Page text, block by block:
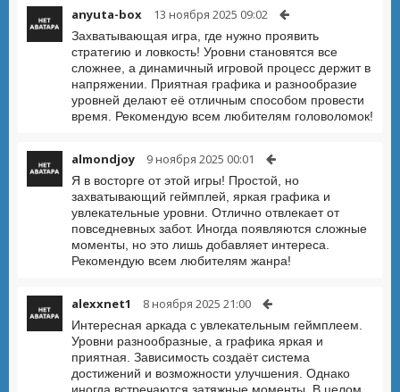
anyuta-box 13 ноября 2025 09:02
Захватывающая игра, где нужно проявить
стратегию и ловкость! Уровни становятся все
сложнее, а динамичный игровой процесс держит в
напряжении. Приятная графика и разнообразие
уровней делают её отличным способом провести
время. Рекомендую всем любителям головоломок!
almondjoy 9 ноября 2025 00:01
Я в восторге от этой игры! Простой, но
захватывающий геймплей, яркая графика и
увлекательные уровни. Отлично отвлекает от
повседневных забот. Иногда появляются сложные
моменты, но это лишь добавляет интереса.
Рекомендую всем любителям жанра!
alexxnet1 8 ноября 2025 21:00
Интересная аркада с увлекательным геймплеем.
Уровни разнообразные, а графика яркая и
приятная. Зависимость создаёт система
достижений и возможности улучшения. Однако